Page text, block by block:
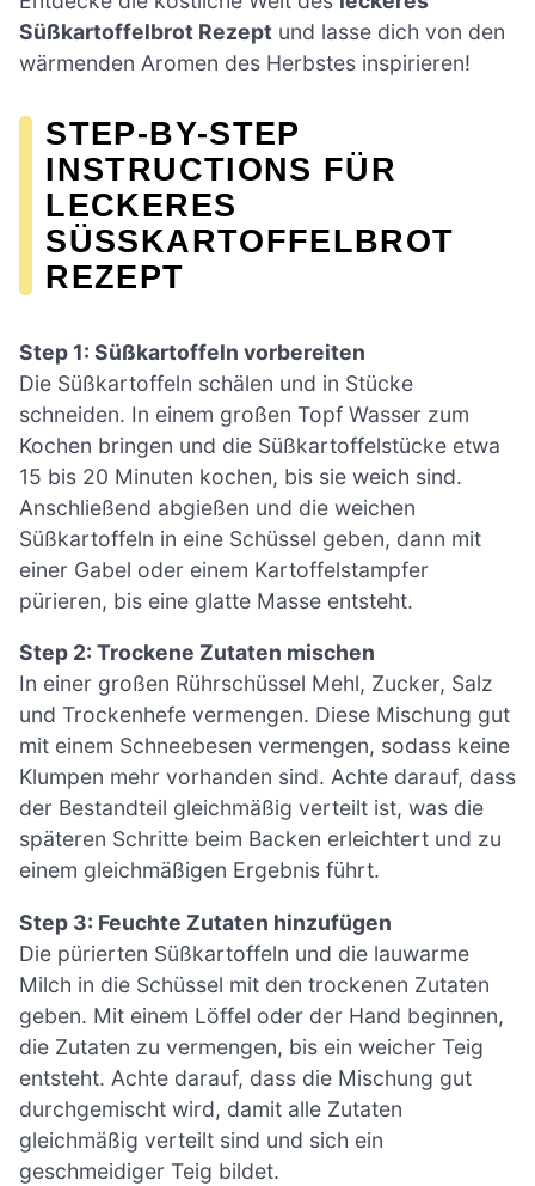
Süßkartoffelbrot Rezept und lasse dich von den
wärmenden Aromen des Herbstes inspirieren!
STEP-BY-STEP
INSTRUCTIONS FÜR
LECKERES
SÜSSKARTOFFELBROT R
EZEPT
Step 1: Süßkartoffeln vorbereiten
Die Süßkartoffeln schälen und in Stücke
schneiden. In einem großen Topf Wasser zum
Kochen bringen und die Süßkartoffelstücke etwa
15 bis 20 Minuten kochen, bis sie weich sind.
Anschließend abgießen und die weichen
Süßkartoffeln in eine Schüssel geben, dann mit
einer Gabel oder einem Kartoffelstampfer
pürieren, bis eine glatte Masse entsteht.
Step 2: Trockene Zutaten mischen
In einer großen Rührschüssel Mehl, Zucker, Salz
und Trockenhefe vermengen. Diese Mischung gut
mit einem Schneebesen vermengen, sodass keine
Klumpen mehr vorhanden sind. Achte darauf, dass
der Bestandteil gleichmäßig verteilt ist, was die
späteren Schritte beim Backen erleichtert und zu
einem gleichmäßigen Ergebnis führt.
Step 3: Feuchte Zutaten hinzufügen
Die pürierten Süßkartoffeln und die lauwarme
Milch in die Schüssel mit den trockenen Zutaten
geben. Mit einem Löffel oder der Hand beginnen,
die Zutaten zu vermengen, bis ein weicher Teig
entsteht. Achte darauf, dass die Mischung gut
durchgemischt wird, damit alle Zutaten
gleichmäßig verteilt sind und sich ein
geschmeidiger Teig bildet.